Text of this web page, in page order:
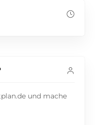
und mache